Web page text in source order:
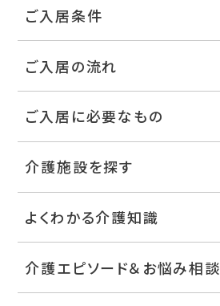
ご入居条件
ご入居の流れ
ご入居に必要なもの
介護施設を探す
よくわかる介護知識
介護エピソード＆お悩み相談